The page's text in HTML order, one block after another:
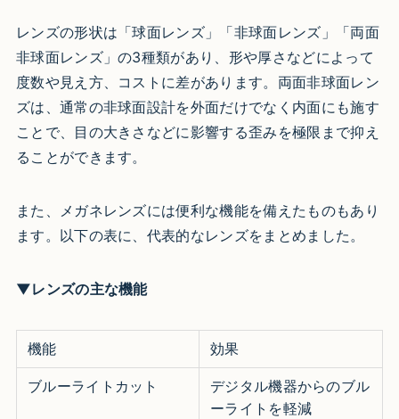
レンズの形状は「球面レンズ」「非球面レンズ」「両面
非球面レンズ」の3種類があり、形や厚さなどによって
度数や見え方、コストに差があります。両面非球面レン
ズは、通常の非球面設計を外面だけでなく内面にも施す
ことで、目の大きさなどに影響する歪みを極限まで抑え
ることができます。
また、メガネレンズには便利な機能を備えたものもあり
ます。以下の表に、代表的なレンズをまとめました。
▼レンズの主な機能
機能 効果
ブルーライトカット
デジタル機器からのブル
ーライトを軽減